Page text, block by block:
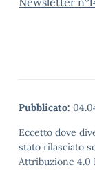
Pubblicato:
Eccetto dove
stato rilasciato
Attribuzione 4.0